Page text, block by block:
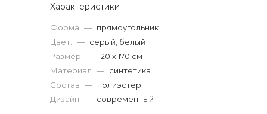
Характеристики
Форма — прямоугольник
Цвет: — серый, белый
Размер — 120 x 170 см
Материал — синтетика
Состав — полиэстер
Дизайн — современный